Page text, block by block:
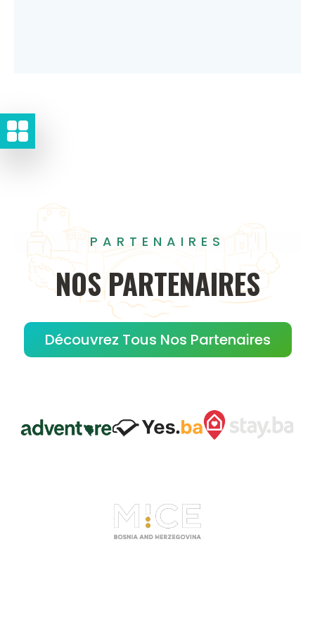
PARTENAIRES
NOS PARTENAIRES
Découvrez Tous Nos Partenaires